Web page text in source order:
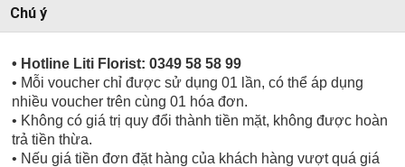
Chú ý
• Hotline Liti Florist: 0349 58 58 99
• Mỗi voucher chỉ được sử dụng 01 lần, có thể áp dụng
nhiều voucher trên cùng 01 hóa đơn.
• Không có giá trị quy đổi thành tiền mặt, không được hoàn
trả tiền thừa.
• Nếu giá tiền đơn đặt hàng của khách hàng vượt quá giá